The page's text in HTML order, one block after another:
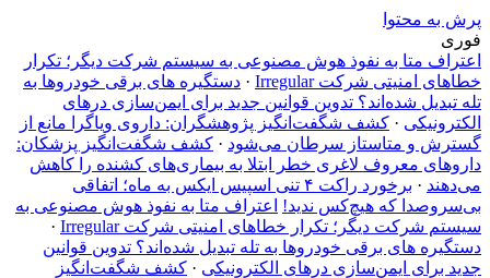
پرش به محتوا
فوری
اعتراف متا به نفوذ هوش مصنوعی به سیستم شرکت دیگر؛ تکرار
خطاهای امنیتی شرکت Irregular
· دستگیره‌ های برقی خودروها به
تله تبدیل شده‌اند؟ تدوین قوانین جدید برای ایمن‌سازی درهای
الکترونیکی · کشف شگفت‌انگیز پژوهشگران: داروی ویاگرا مانع از
گسترش و متاستاز سرطان می‌شود · کشف شگفت‌انگیز پزشکان:
داروهای معروف لاغری خطر ابتلا به بیماری‌های کشنده را کاهش
می‌دهند ·
برخورد راکت ۴ تنی اسپیس ایکس به ماه؛ اتفاقی
بی‌سروصدا که هیچ‌کس ندید!
اعتراف متا به نفوذ هوش مصنوعی به
سیستم شرکت دیگر؛ تکرار خطاهای امنیتی شرکت Irregular
·
دستگیره‌ های برقی خودروها به تله تبدیل شده‌اند؟ تدوین قوانین
جدید برای ایمن‌سازی درهای الکترونیکی · کشف شگفت‌انگیز